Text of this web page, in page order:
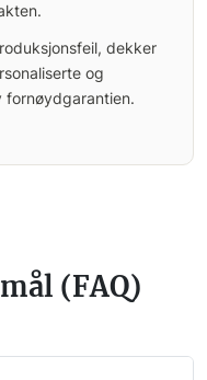
dekker
og
fornøydgarantien.
(FAQ)